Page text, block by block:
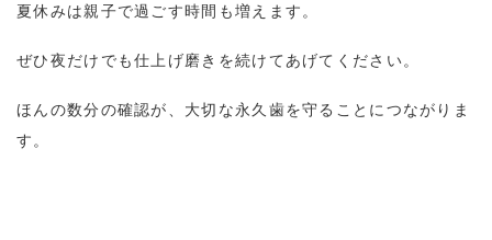
夏休みは親子で過ごす時間も増えます。
ぜひ夜だけでも仕上げ磨きを続けてあげてください。
ほんの数分の確認が、大切な永久歯を守ることにつながりま
す。